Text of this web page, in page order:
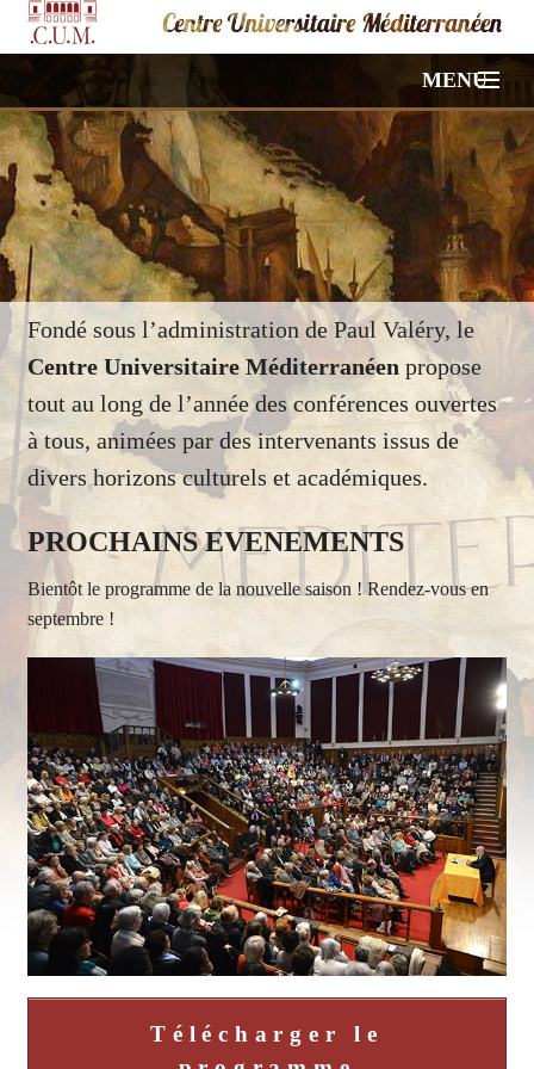
MENU
ACCUEIL
NOS CONFÉRENCES
VIDÉOS
PHOTOS
À PROPOS
CONTACT
Fondé sous l’administration de Paul Valéry, le
Centre Universitaire Méditerranéen propose
tout au long de l’année des conférences ouvertes
à tous, animées par des intervenants issus de
divers horizons culturels et académiques.
PROCHAINS EVENEMENTS
Bientôt le programme de la nouvelle saison ! Rendez-vous en
septembre !
Télécharger le